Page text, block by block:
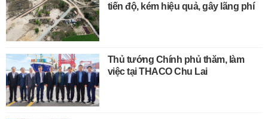
tiến độ, kém hiệu quả, gây lãng phí
Thủ tướng Chính phủ thăm, làm
việc tại THACO Chu Lai